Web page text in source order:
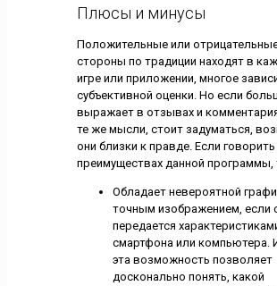
Плюсы и минусы
Положительные или
стороны по традиции находят в
игре или приложении, многое
субъективной оценки. Но если
выражает в отзывах и
те же мысли, стоит задуматься,
они близки к правде. Если говорить
преимуществах данной программы,
Обладает невероятной
точным изображением, если
передается
смартфона или компьютера.
эта возможность позволяет
досконально понять, какой